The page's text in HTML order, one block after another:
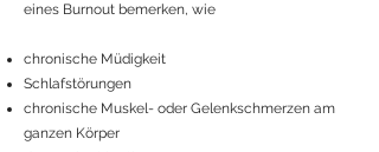
eines Burnout bemerken, wie
chronische Müdigkeit
Schlafstörungen
chronische Muskel- oder Gelenkschmerzen am
ganzen Körper